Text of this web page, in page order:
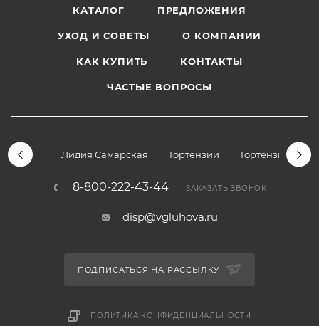
КАТАЛОГ ПРЕДЛОЖЕНИЯ
УХОД И СОВЕТЫ О КОМПАНИИ
КАК КУПИТЬ КОНТАКТЫ
ЧАСТЫЕ ВОПРОСЫ
Лидия Самарская Гортензии Гортензии
8-800-222-43-44 ЗАКАЗАТЬ ЗВОНОК
disp@vgluhova.ru
ПОДПИСАТЬСЯ НА РАССЫЛКУ
ПОЛИТИКА КОНФИДЕНЦИАЛЬНОСТИ